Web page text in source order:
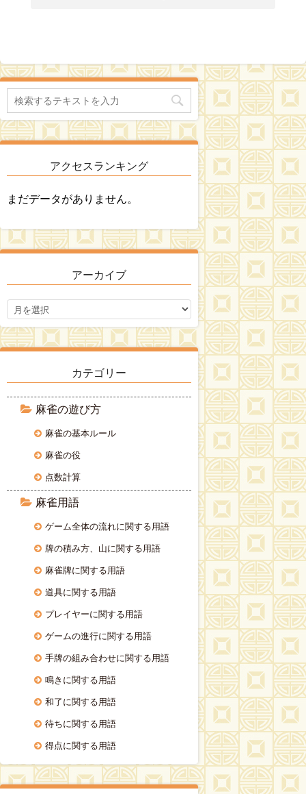
アクセスランキング
まだデータがありません。
アーカイブ
ア
ー
カ
イ
カテゴリー
麻雀の遊び方
麻雀の基本ルール
麻雀の役
点数計算
麻雀用語
ゲーム全体の流れに関する用語
牌の積み方、山に関する用語
麻雀牌に関する用語
道具に関する用語
プレイヤーに関する用語
ゲームの進行に関する用語
手牌の組み合わせに関する用語
鳴きに関する用語
和了に関する用語
待ちに関する用語
得点に関する用語